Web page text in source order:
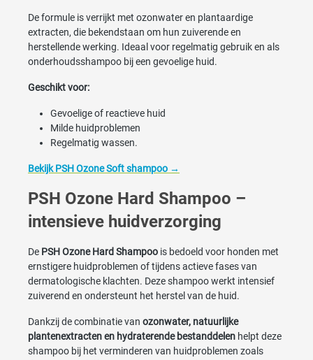
De formule is verrijkt met ozonwater en plantaardige
extracten, die bekendstaan om hun zuiverende en
herstellende werking. Ideaal voor regelmatig gebruik en als
onderhoudsshampoo bij een gevoelige huid.
Geschikt voor:
Gevoelige of reactieve huid
Milde huidproblemen
Regelmatig wassen.
Bekijk PSH Ozone Soft shampoo →
PSH Ozone Hard Shampoo –
intensieve huidverzorging
De PSH Ozone Hard Shampoo is bedoeld voor honden met
ernstigere huidproblemen of tijdens actieve fases van
dermatologische klachten. Deze shampoo werkt intensief
zuiverend en ondersteunt het herstel van de huid.
Dankzij de combinatie van ozonwater, natuurlijke
plantenextracten en hydraterende bestanddelen helpt deze
shampoo bij het verminderen van huidproblemen zoals